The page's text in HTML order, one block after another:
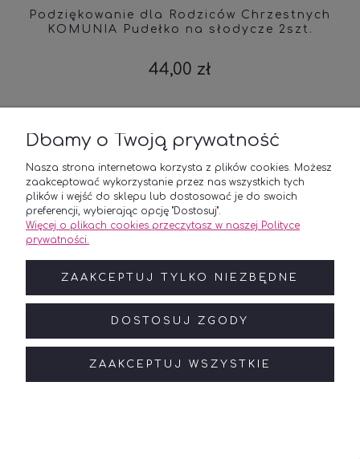
Podziękowanie dla Rodziców Chrzestnych
KOMUNIA Pudełko na słodycze 2szt.
44,00 zł
na Komunię ZESTAW 2szt. Komunia
Dbamy o Twoją prywatność
Nasza strona internetowa korzysta z plików cookies. Możesz
zaakceptować wykorzystanie przez nas wszystkich tych
plików i wejść do sklepu lub dostosować je do swoich
preferencji, wybierając opcję "Dostosuj".
Więcej o plikach cookies przeczytasz w naszej Polityce
prywatności.
ZAAKCEPTUJ TYLKO NIEZBĘDNE
DOSTOSUJ ZGODY
ZAAKCEPTUJ WSZYSTKIE